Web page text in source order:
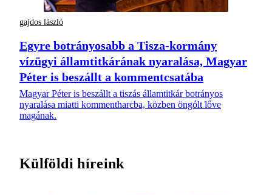
gajdos lászló
Egyre botrányosabb a Tisza-kormány
vízügyi államtitkárának nyaralása, Magyar
Péter is beszállt a kommentcsatába
Magyar Péter is beszállt a tiszás államtitkár botrányos
nyaralása miatti kommentharcba, közben öngólt lőve
magának.
Külföldi híreink